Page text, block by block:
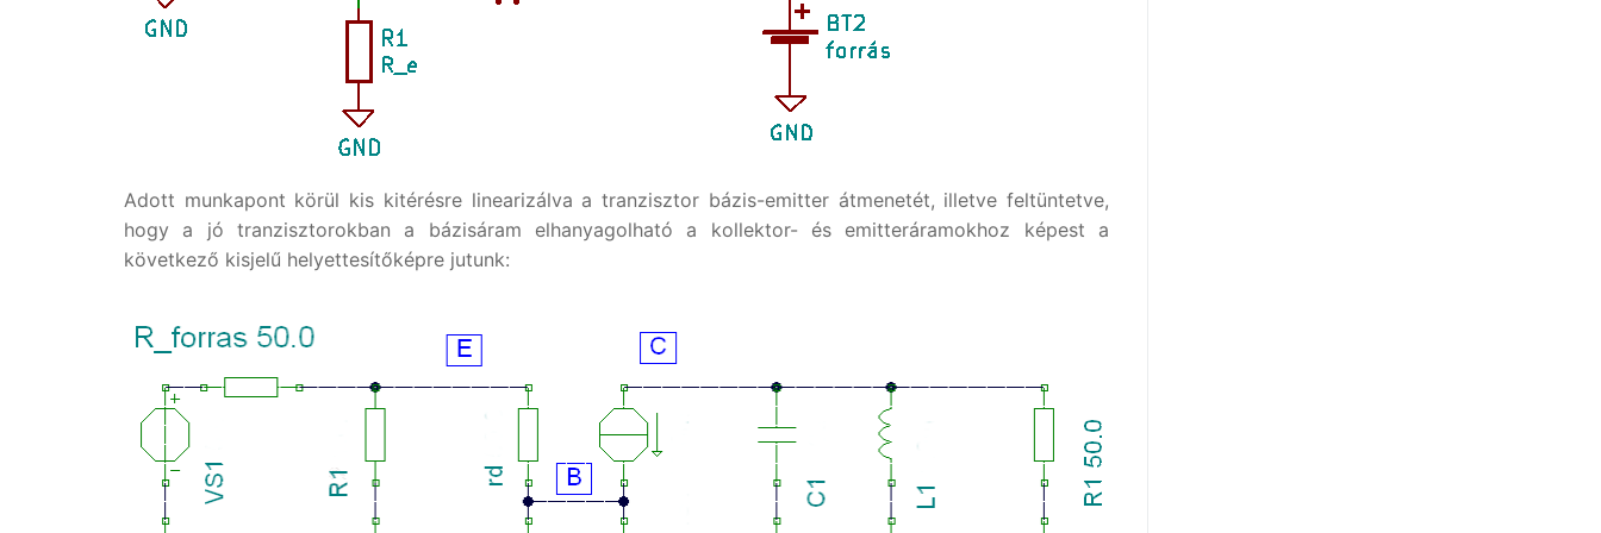
Adott munkapont körül kis kitérésre linearizálva a tranzisztor bázis-emitter átmenetét, illetve feltüntetve,
hogy a jó tranzisztorokban a bázisáram elhanyagolható a kollektor- és emitteráramokhoz képest a
következő kisjelű helyettesítőképre jutunk: